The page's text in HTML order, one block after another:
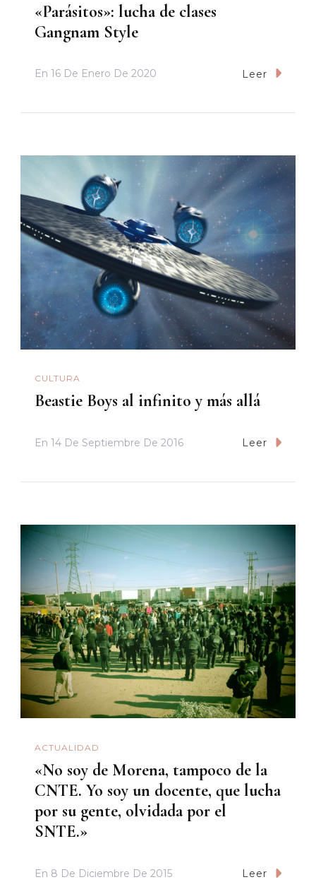
«Parásitos»: lucha de clases
Gangnam Style
En 16 De Enero De 2020 Leer
CULTURA
Beastie Boys al infinito y más allá
En 14 De Septiembre De 2016 Leer
ACTUALIDAD
«No soy de Morena, tampoco de la
CNTE. Yo soy un docente, que lucha
por su gente, olvidada por el
SNTE.»
En 8 De Diciembre De 2015 Leer